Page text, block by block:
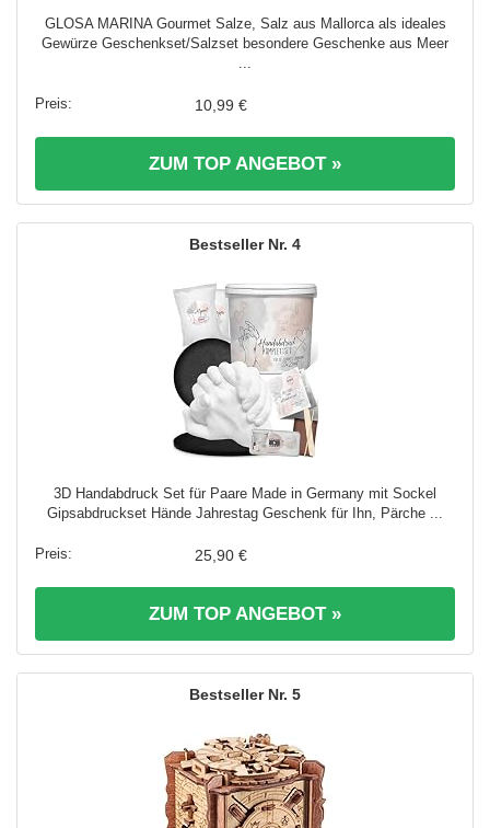
GLOSA MARINA Gourmet Salze, Salz aus Mallorca als ideales
Gewürze Geschenkset/Salzset besondere Geschenke aus Meer
10,99 €
ZUM TOP ANGEBOT »
4
3D Handabdruck Set für Paare Made in Germany mit Sockel
Gipsabdruckset Hände Jahrestag Geschenk für Ihn, Pärche ...
25,90 €
ZUM TOP ANGEBOT »
5